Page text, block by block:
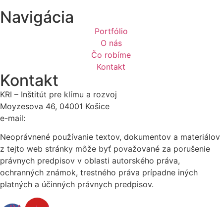
Navigácia
Portfólio
O nás
Čo robíme
Kontakt
Kontakt
KRI – Inštitút pre klímu a rozvoj
Moyzesova 46, 04001 Košice
e-mail:
Neoprávnené používanie textov, dokumentov a materiálov
z tejto web stránky môže byť považované za porušenie
právnych predpisov v oblasti autorského práva,
ochranných známok, trestného práva prípadne iných
platných a účinných právnych predpisov.